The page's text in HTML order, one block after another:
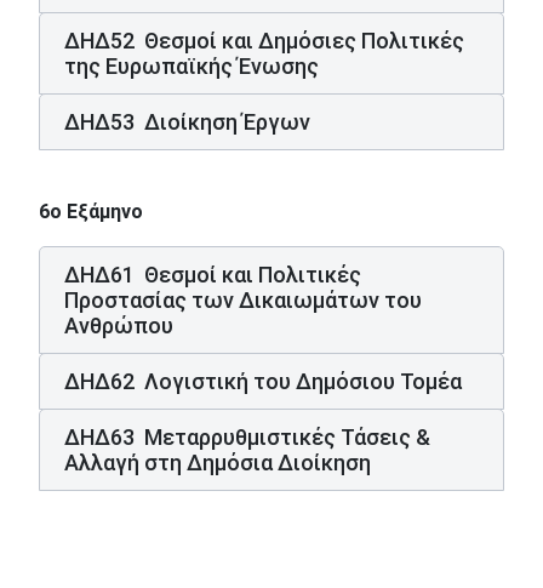
ΔΗΔ52 Θεσμοί και Δημόσιες Πολιτικές
της Ευρωπαϊκής Ένωσης
ΔΗΔ53 Διοίκηση Έργων
6ο Εξάμηνο
ΔΗΔ61 Θεσμοί και Πολιτικές
Προστασίας των Δικαιωμάτων του
Ανθρώπου
ΔΗΔ62 Λογιστική του Δημόσιου Τομέα
ΔΗΔ63 Μεταρρυθμιστικές Τάσεις &
Αλλαγή στη Δημόσια Διοίκηση